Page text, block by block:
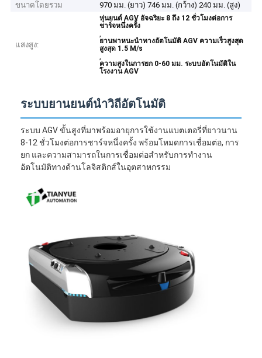
ขนาดโดยรวม
970 มม. (ยาว) 746 มม. (กว้าง) 240 มม. (สูง)
แสงสูง:
หุ่นยนต์ AGV อัจฉริยะ 8 ถึง 12 ชั่วโมงต่อการ
ชาร์จหนึ่งครั้ง
,
ยานพาหนะนำทางอัตโนมัติ AGV ความเร็วสูงสุด
สูงสุด 1.5 M/s
,
ความสูงในการยก 0-60 มม. ระบบอัตโนมัติใน
โรงงาน AGV
ระบบยานยนต์นำวิถีอัตโนมัติ
ระบบ AGV ขั้นสูงที่มาพร้อมอายุการใช้งานแบตเตอรี่ที่ยาวนาน
8-12 ชั่วโมงต่อการชาร์จหนึ่งครั้ง พร้อมโหมดการเชื่อมต่อ, การ
ยก และความสามารถในการเชื่อมต่อสำหรับการทำงาน
อัตโนมัติทางด้านโลจิสติกส์ในอุตสาหกรรม